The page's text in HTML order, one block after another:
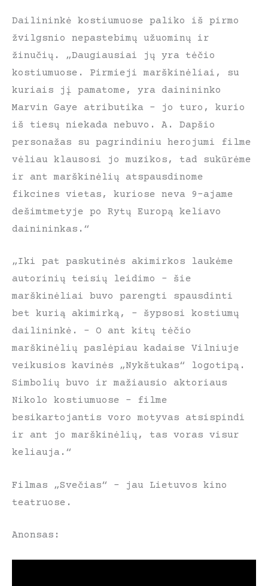
Dailininkė kostiumuose paliko iš pirmo
žvilgsnio nepastebimų užuominų ir
žinučių. „Daugiausiai jų yra tėčio
kostiumuose. Pirmieji marškinėliai, su
kuriais jį pamatome, yra dainininko
Marvin Gaye atributika – jo turo, kurio
iš tiesų niekada nebuvo. A. Dapšio
personažas su pagrindiniu herojumi filme
vėliau klausosi jo muzikos, tad sukūrėme
ir ant marškinėlių atspausdinome
fikcines vietas, kuriose neva 9-ajame
dešimtmetyje po Rytų Europą keliavo
dainininkas.“
„Iki pat paskutinės akimirkos laukėme
autorinių teisių leidimo – šie
marškinėliai buvo parengti spausdinti
bet kurią akimirką, – šypsosi kostiumų
dailininkė. – O ant kitų tėčio
marškinėlių paslėpiau kadaise Vilniuje
veikusios kavinės „Nykštukas“ logotipą.
Simbolių buvo ir mažiausio aktoriaus
Nikolo kostiumuose – filme
besikartojantis voro motyvas atsispindi
ir ant jo marškinėlių, tas voras visur
keliauja.“
Filmas „Svečias“ – jau Lietuvos kino
teatruose.
Anonsas: